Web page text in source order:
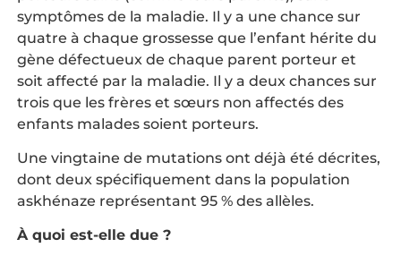
symptômes de la maladie. Il y a une chance sur
quatre à chaque grossesse que l’enfant hérite du
gène défectueux de chaque parent porteur et
soit affecté par la maladie. Il y a deux chances sur
trois que les frères et sœurs non affectés des
enfants malades soient porteurs.
Une vingtaine de mutations ont déjà été décrites,
dont deux spécifiquement dans la population
askhénaze représentant 95 % des allèles.
À quoi est-elle due ?